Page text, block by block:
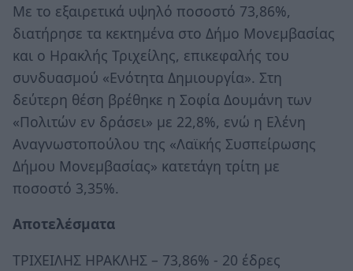
Με το εξαιρετικά υψηλό ποσοστό 73,86%,
διατήρησε τα κεκτημένα στο Δήμο Μονεμβασίας
και ο Ηρακλής Τριχείλης, επικεφαλής του
συνδυασμού «Ενότητα Δημιουργία». Στη
δεύτερη θέση βρέθηκε η Σοφία Δουμάνη των
«Πολιτών εν δράσει» με 22,8%, ενώ η Ελένη
Αναγνωστοπούλου της «Λαϊκής Συσπείρωσης
Δήμου Μονεμβασίας» κατετάγη τρίτη με
ποσοστό 3,35%.
Αποτελέσματα
ΤΡΙΧΕΙΛΗΣ ΗΡΑΚΛΗΣ – 73,86% - 20 έδρες